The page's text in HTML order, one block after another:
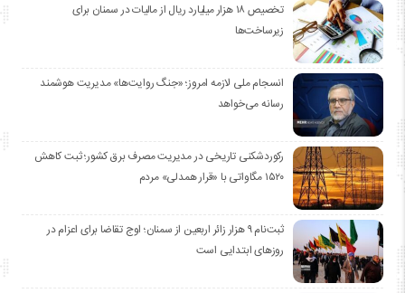
تخصیص ۱۸ هزار میلیارد ریال از مالیات در سمنان برای
زیرساخت‌ها
انسجام ملی لازمه امروز؛ «جنگ روایت‌ها» مدیریت هوشمند
رسانه می‌خواهد
رکوردشکنی تاریخی در مدیریت مصرف برق کشور؛ ثبت کاهش
۱۵۲۰ مگاواتی با «قرار همدلی» مردم
ثبت‌نام ۹ هزار زائر اربعین از سمنان؛ اوج تقاضا برای اعزام در
روزهای ابتدایی است